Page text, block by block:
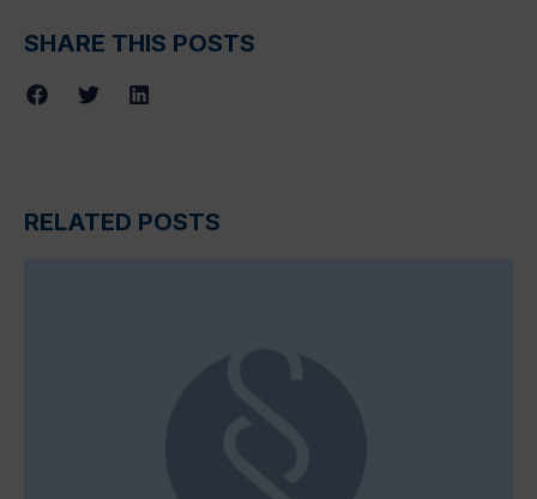
SHARE THIS POSTS
RELATED POSTS